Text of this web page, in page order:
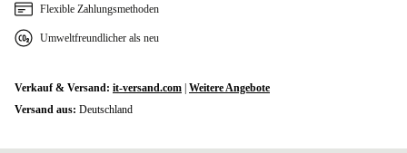
Flexible Zahlungsmethoden
Umweltfreundlicher als neu
Verkauf & Versand: it-versand.com Weitere Angebote
Versand aus: Deutschland